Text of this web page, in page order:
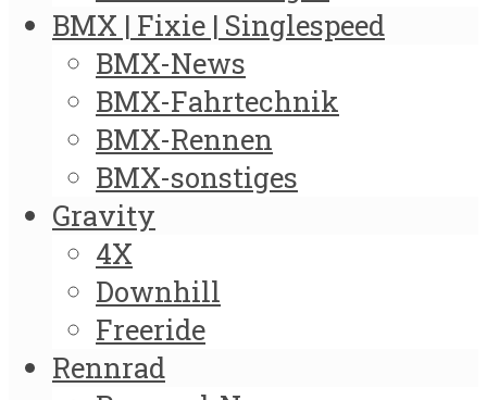
BMX | Fixie | Singlespeed
BMX-News
BMX-Fahrtechnik
BMX-Rennen
BMX-sonstiges
Gravity
4X
Downhill
Freeride
Rennrad